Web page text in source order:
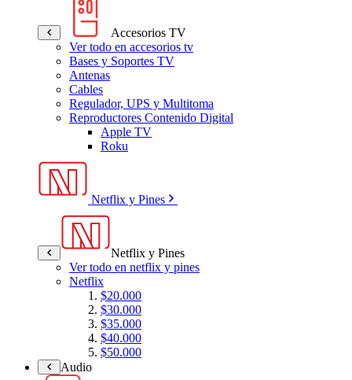
Accesorios TV
Ver todo en accesorios tv
Bases y Soportes TV
Antenas
Cables
Regulador, UPS y Multitoma
Reproductores Contenido Digital
Apple TV
Roku
Netflix y Pines
Netflix y Pines
Ver todo en netflix y pines
Netflix
$20.000
$30.000
$35.000
$40.000
$50.000
Audio